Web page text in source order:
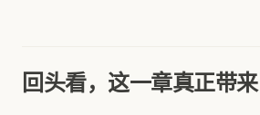
回头看，这一章真正带